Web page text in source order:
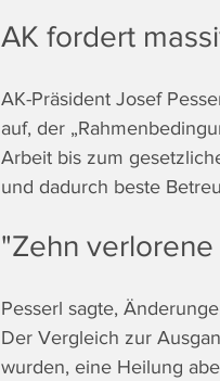
AK fordert
AK-Präsident Josef
auf, der
Arbeit bis zum
und dadurch beste
"Zehn
Pesserl sagte,
Der Vergleich zur
wurden, eine Heilung